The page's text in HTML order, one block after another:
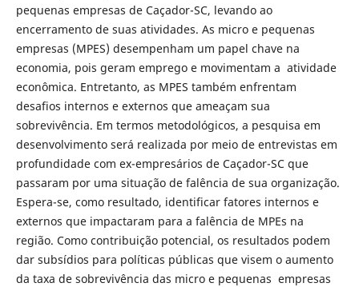
pequenas empresas de Caçador-SC, levando ao
encerramento de suas atividades. As micro e pequenas
empresas (MPES) desempenham um papel chave na
economia, pois geram emprego e movimentam a atividade
econômica. Entretanto, as MPES também enfrentam
desafios internos e externos que ameaçam sua
sobrevivência. Em termos metodológicos, a pesquisa em
desenvolvimento será realizada por meio de entrevistas em
profundidade com ex-empresários de Caçador-SC que
passaram por uma situação de falência de sua organização.
Espera-se, como resultado, identificar fatores internos e
externos que impactaram para a falência de MPEs na
região. Como contribuição potencial, os resultados podem
dar subsídios para políticas públicas que visem o aumento
da taxa de sobrevivência das micro e pequenas empresas